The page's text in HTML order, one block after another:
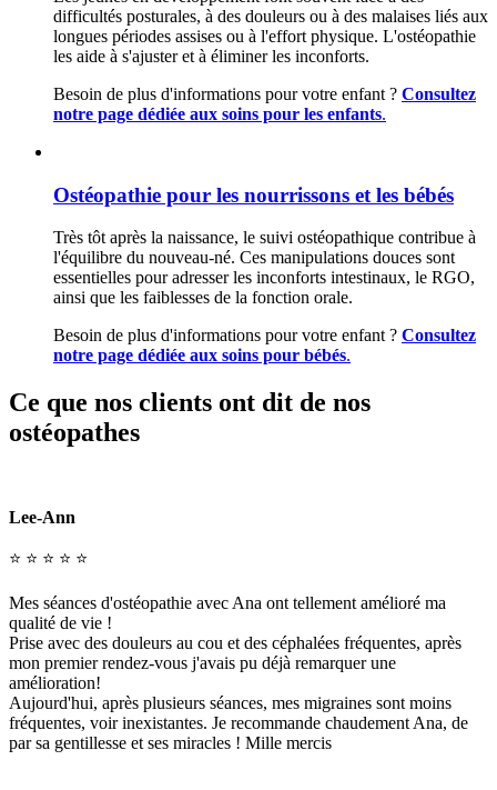
difficultés posturales, à des douleurs ou à des malaises liés aux
longues périodes assises ou à l'effort physique. L'ostéopathie
les aide à s'ajuster et à éliminer les inconforts.
Besoin de plus d'informations pour votre enfant ? Consultez
notre page dédiée aux soins pour les enfants.
Ostéopathie pour les nourrissons et les bébés
Très tôt après la naissance, le suivi ostéopathique contribue à
l'équilibre du nouveau-né. Ces manipulations douces sont
essentielles pour adresser les inconforts intestinaux, le RGO,
ainsi que les faiblesses de la fonction orale.
Besoin de plus d'informations pour votre enfant ? Consultez
notre page dédiée aux soins pour bébés.
Ce que nos clients ont dit de nos
ostéopathes
Lee-Ann
⭐ ⭐ ⭐ ⭐ ⭐
Mes séances d'ostéopathie avec Ana ont tellement amélioré ma
qualité de vie !
Prise avec des douleurs au cou et des céphalées fréquentes, après
mon premier rendez-vous j'avais pu déjà remarquer une
amélioration!
Aujourd'hui, après plusieurs séances, mes migraines sont moins
fréquentes, voir inexistantes. Je recommande chaudement Ana, de
par sa gentillesse et ses miracles ! Mille mercis